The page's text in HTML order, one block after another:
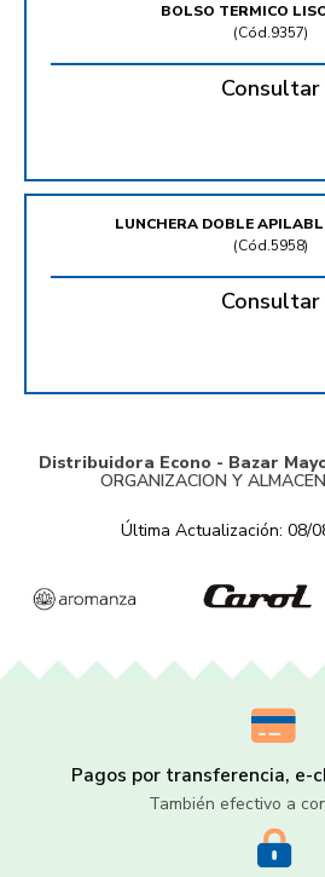
BOLSO TERMICO
(Cód.9357)
Consultar
LUNCHERA DOBLE
(Cód.5958)
Consultar
Distribuidora Econo - Bazar
ORGANIZACION Y
Última Actualización: 08/
Pagos por transferencia, e-
También efectivo a